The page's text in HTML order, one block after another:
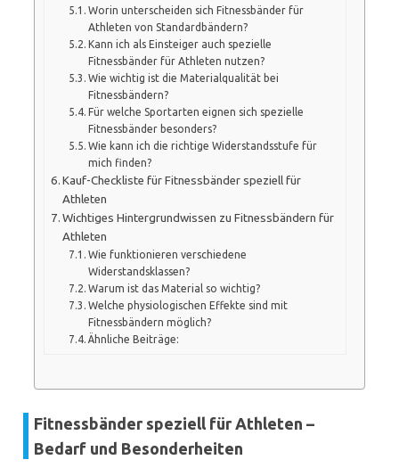
Worin unterscheiden sich Fitnessbänder für
Athleten von Standardbändern?
Kann ich als Einsteiger auch spezielle
Fitnessbänder für Athleten nutzen?
Wie wichtig ist die Materialqualität bei
Fitnessbändern?
Für welche Sportarten eignen sich spezielle
Fitnessbänder besonders?
Wie kann ich die richtige Widerstandsstufe für
mich finden?
Kauf-Checkliste für Fitnessbänder speziell für
Athleten
Wichtiges Hintergrundwissen zu Fitnessbändern für
Athleten
Wie funktionieren verschiedene
Widerstandsklassen?
Warum ist das Material so wichtig?
Welche physiologischen Effekte sind mit
Fitnessbändern möglich?
Ähnliche Beiträge:
Fitnessbänder speziell für Athleten –
Bedarf und Besonderheiten